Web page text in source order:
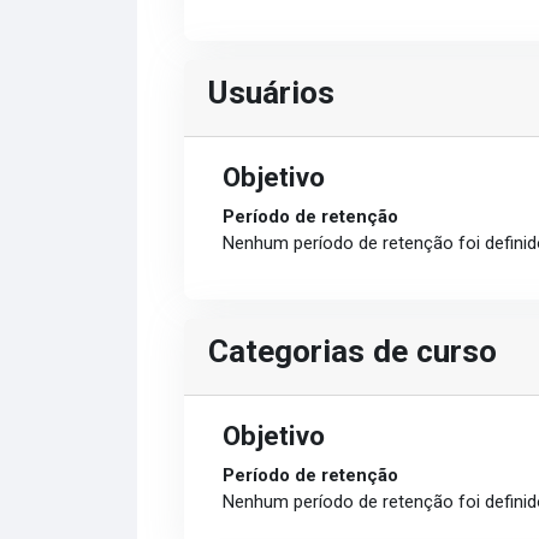
Usuários
Objetivo
Período de retenção
Nenhum período de retenção foi
Categorias de curso
Objetivo
Período de retenção
Nenhum período de retenção foi